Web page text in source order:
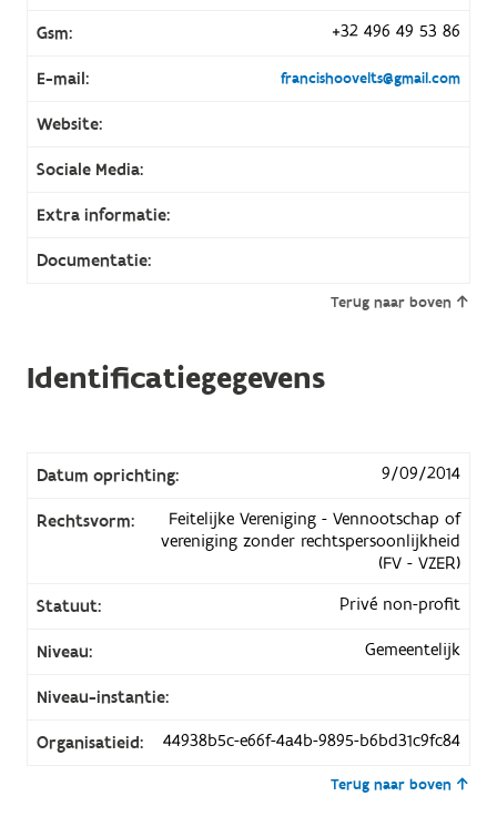
Gsm: +32 496 49 53 86
E-mail: francishoovelts@gmail.com
Website:
Sociale Media:
Extra informatie:
Documentatie:
Terug naar boven
Identificatiegegevens
Datum oprichting: 9/09/2014
Rechtsvorm:
Feitelijke Vereniging - Vennootschap of
vereniging zonder rechtspersoonlijkheid
(FV - VZER)
Statuut:
Privé non-profit
Niveau: Gemeentelijk
Niveau-instantie:
Organisatieid: 44938b5c-e66f-4a4b-9895-b6bd31c9fc84
Terug naar boven